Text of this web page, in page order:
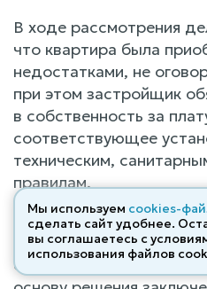
В ходе рассмотрения
что квартира была
недостатками, не
при этом застройщик
в собственность за
соответствующее
техническим,
правилам.
Определяя размер
взысканию с ответчика
строительных
Мы используем cookies-
сделать сайт удобнее.
вы соглашаетесь с
использования файлов